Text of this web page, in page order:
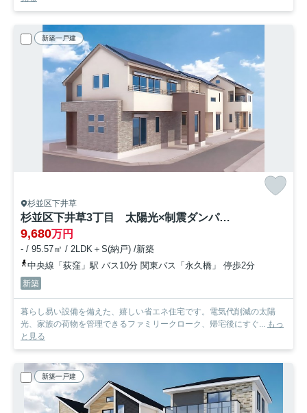
新築一戸建
杉並区下井草
杉並区下井草3丁目 太陽光×制震ダンパー 低炭素住宅 全3棟
9,680万円
- / 95.57㎡ / 2LDK＋S(納戸) /新築
中央線「荻窪」駅 バス10分 関東バス「永久橋」 停歩2分
新築
暮らし易い設備を備えた、嬉しい省エネ住宅です。電気代削減の太陽
光、家族の荷物を管理できるファミリークローク、帰宅後にすぐ... もっ
と見る
新築一戸建